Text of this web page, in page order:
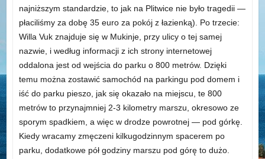
najniższym standardzie, to jak na Plitwice nie było tragedii —
płaciliśmy za dobę 35 euro za pokój z łazienką). Po trzecie:
Willa Vuk znajduje się w Mukinje, przy ulicy o tej samej
nazwie, i według informacji z ich strony internetowej
oddalona jest od wejścia do parku o 800 metrów. Dzięki
temu można zostawić samochód na parkingu pod domem i
iść do parku pieszo, jak się okazało na miejscu, te 800
metrów to przynajmniej 2-3 kilometry marszu, okresowo ze
sporym spadkiem, a więc w drodze powrotnej — pod górkę.
Kiedy wracamy zmęczeni kilkugodzinnym spacerem po
parku, dodatkowe pół godziny marszu pod górę to dużo.